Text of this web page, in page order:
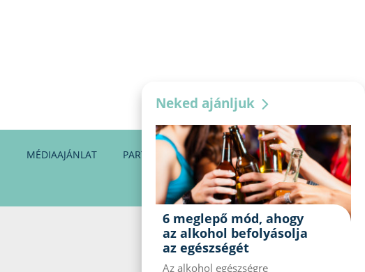
MÉDIAAJÁNLAT PARTNEREINK KAPCSOLAT
Neked ajánljuk
6 meglepő mód, ahogy
az alkohol befolyásolja
az egészségét
Az alkohol egészségre